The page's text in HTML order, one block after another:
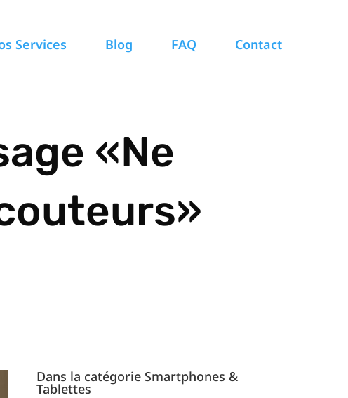
Services Blog FAQ Contact
«Ne
Dans la catégorie Smartphones &
Tablettes